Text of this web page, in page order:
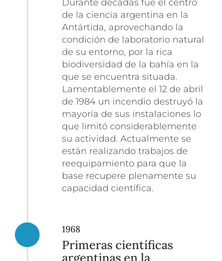
Durante décadas fue el centro
de la ciencia argentina en la
Antártida, aprovechando la
condición de laboratorio natural
de su entorno, por la rica
biodiversidad de la bahía en la
que se encuentra situada.
Lamentablemente el 12 de abril
de 1984 un incendio destruyó la
mayoría de sus instalaciones lo
que limitó considerablemente
su actividad. Actualmente se
están realizando trabajos de
reequipamiento para que la
base recupere plenamente su
capacidad científica.
1968
Primeras científicas
argentinas en la